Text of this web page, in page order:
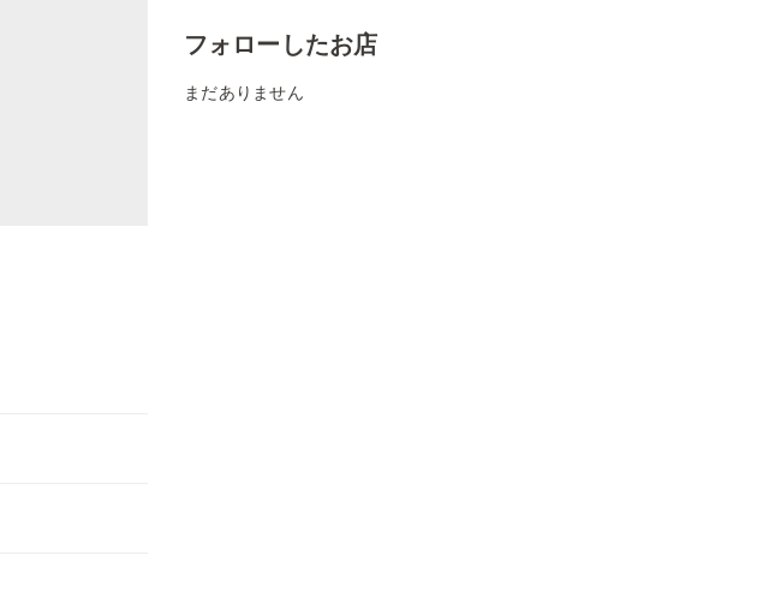
フォローしたお店
まだありません